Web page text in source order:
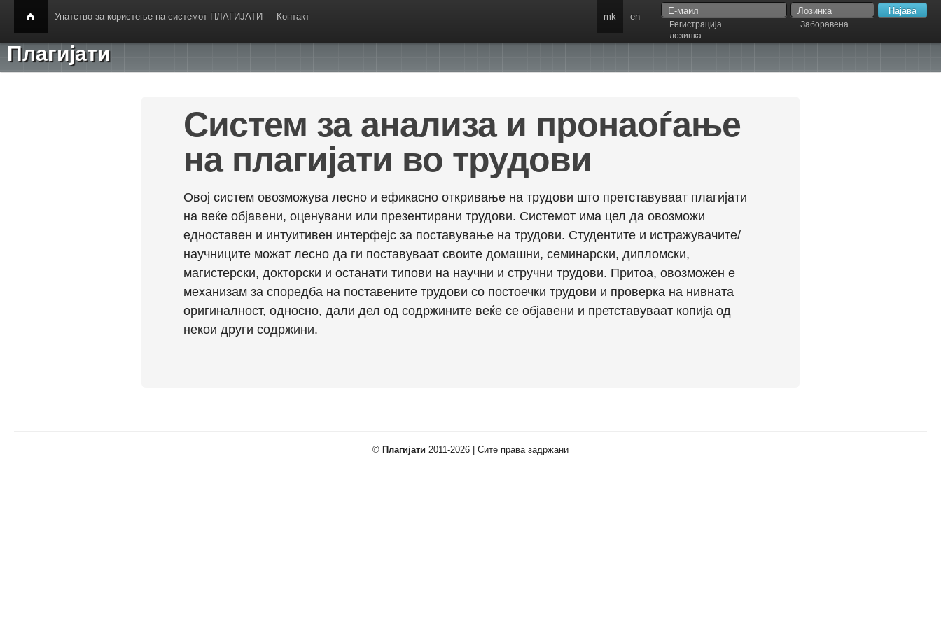
Упатство за користење на системот ПЛАГИЈАТИ Контакт
Регистрација
Заборавена
лозинка
mk en
Плагијати
Систем за анализа и пронаоѓање
на плагијати во трудови
Овој систем овозможува лесно и ефикасно откривање на трудови што претставуваат плагијати
на веќе објавени, оценувани или презентирани трудови. Системот има цел да овозможи
едноставен и интуитивен интерфејс за поставување на трудови. Студентите и истражувачите/
научниците можат лесно да ги поставуваат своите домашни, семинарски, дипломски,
магистерски, докторски и останати типови на научни и стручни трудови. Притоа, овозможен е
механизам за споредба на поставените трудови со постоечки трудови и проверка на нивната
оригиналност, односно, дали дел од содржините веќе се објавени и претставуваат копија од
некои други содржини.
© Плагијати 2011-2026 | Сите права задржани